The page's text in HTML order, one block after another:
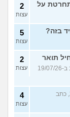
על
2
עצות
5
עצות
תואר
(מדמח, בן 21, כתב ב-19/07/26
2
עצות
(אודי, בן 20, כתב
4
עצות